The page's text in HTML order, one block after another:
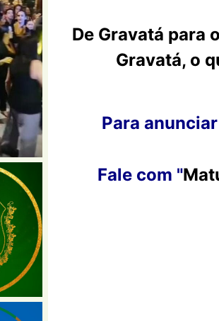
De Gravatá para
Gravatá, o
Para
Fale com "